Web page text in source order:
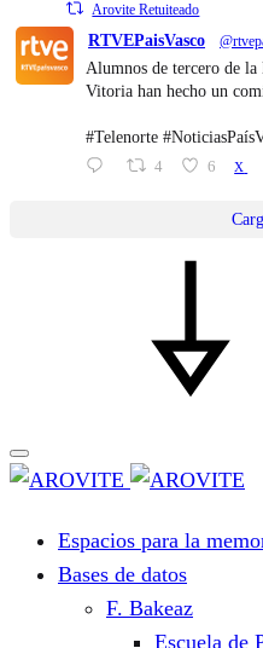
Arovite Retuiteado
RTVEPaisVasco
Alumnos de tercero de
Vitoria han hecho un
#Telenorte
4 6 X
Espacios para la
Bases de datos
F. Bakeaz
Escuela de